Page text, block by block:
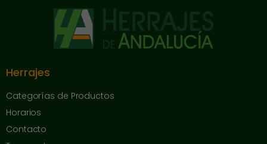
Herrajes
Categorías de Productos
Horarios
Contacto